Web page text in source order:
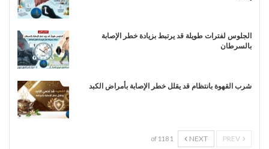
الجلوس لفترات طويلة قد يرتبط بزيادة خطر الإصابة
بالسرطان
شرب القهوة بانتظام قد يقلل خطر الإصابة بأمراض الكبد
NEXT
1 of 118